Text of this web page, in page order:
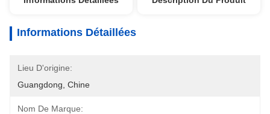
Informations Détaillées
Lieu D'origine:
Guangdong, Chine
Nom De Marque: